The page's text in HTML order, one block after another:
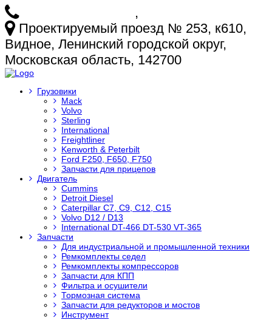
,
Проектируемый проезд № 253, к610,
Видное, Ленинский городской округ,
Московская область, 142700
Грузовики
Mack
Volvo
Sterling
International
Freightliner
Kenworth & Peterbilt
Ford F250, F650, F750
Запчасти для прицепов
Двигатель
Cummins
Detroit Diesel
Caterpillar C7, C9, C12, C15
Volvo D12 / D13
International DT-466 DT-530 VT-365
Запчасти
Для индустриальной и промышленной техники
Ремкомплекты седел
Ремкомплекты компрессоров
Запчасти для КПП
Фильтра и осушители
Тормозная система
Запчасти для редукторов и мостов
Инструмент